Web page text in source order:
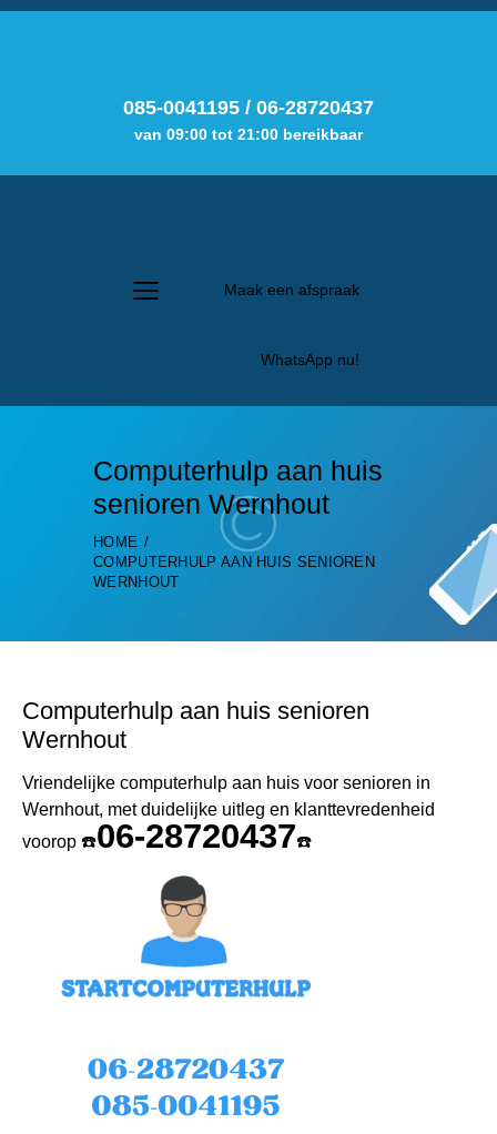
085-0041195 / 06-28720437
van 09:00 tot 21:00 bereikbaar
Maak een afspraak
WhatsApp nu!
Computerhulp aan huis
senioren Wernhout
HOME
COMPUTERHULP AAN HUIS SENIOREN
WERNHOUT
Computerhulp aan huis senioren
Wernhout
Vriendelijke computerhulp aan huis voor senioren in
Wernhout, met duidelijke uitleg en klanttevredenheid
voorop ☎️06-28720437☎️